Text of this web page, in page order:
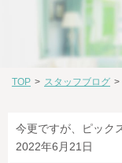
TOP > スタッフブログ >
今更ですが、ピック
2022年6月21日